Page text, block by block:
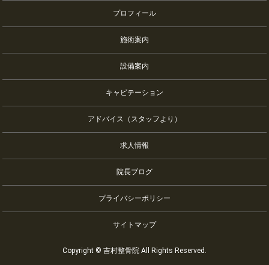
プロフィール
施術案内
設備案内
キャビテーション
アドバイス（スタッフより）
求人情報
院長ブログ
プライバシーポリシー
サイトマップ
Copyright © 吉村整骨院 All Rights Reserved.